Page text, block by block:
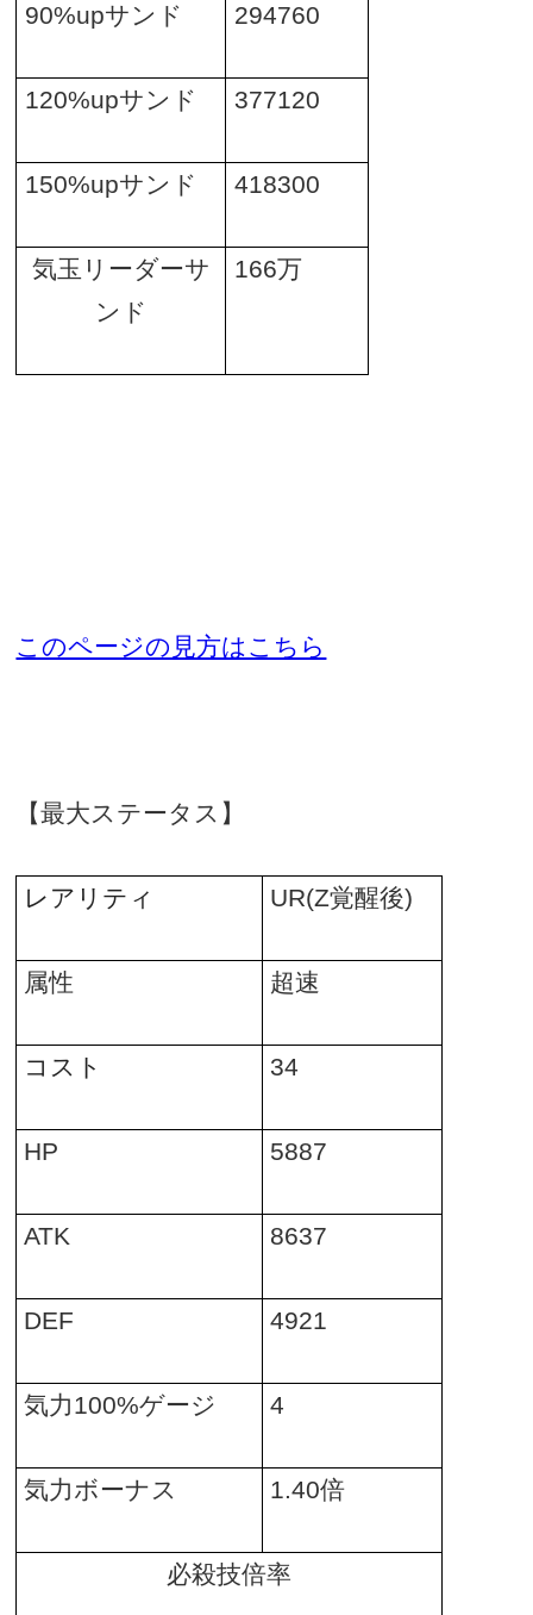
90%upサンド 294760
120%upサンド 377120
150%upサンド 418300
気玉リーダーサ
ンド
166万
このページの見方はこちら
【最大ステータス】
レアリティ UR(Z覚醒後)
属性 超速
コスト 34
HP 5887
ATK 8637
DEF 4921
気力100%ゲージ 4
気力ボーナス 1.40倍
必殺技倍率